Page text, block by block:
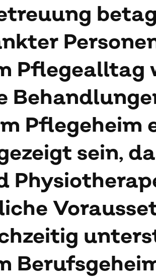
Pflegealltag
Pflegeheim
sein,